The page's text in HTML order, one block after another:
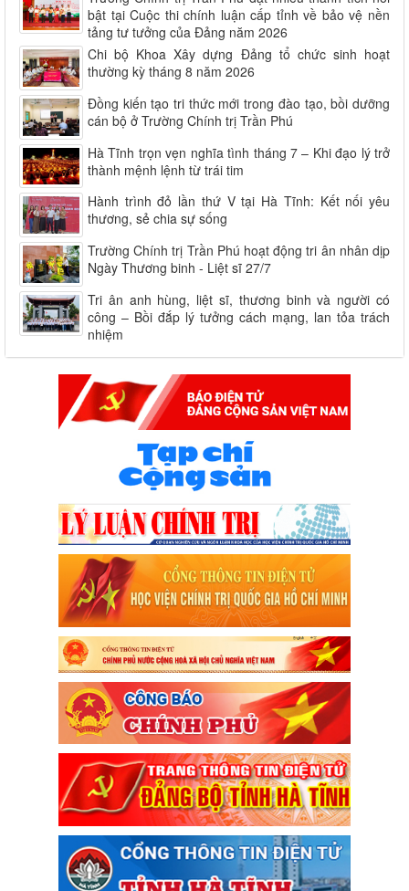
bật tại Cuộc thi chính luận cấp tỉnh về bảo vệ nền
tảng tư tưởng của Đảng năm 2026
Chi bộ Khoa Xây dựng Đảng tổ chức sinh hoạt
thường kỳ tháng 8 năm 2026
Đồng kiến tạo tri thức mới trong đào tạo, bồi dưỡng
cán bộ ở Trường Chính trị Trần Phú
Hà Tĩnh trọn vẹn nghĩa tình tháng 7 – Khi đạo lý trở
thành mệnh lệnh từ trái tim
Hành trình đỏ lần thứ V tại Hà Tĩnh: Kết nối yêu
thương, sẻ chia sự sống
Trường Chính trị Trần Phú hoạt động tri ân nhân dịp
Ngày Thương binh - Liệt sĩ 27/7
Tri ân anh hùng, liệt sĩ, thương binh và người có
công – Bồi đắp lý tưởng cách mạng, lan tỏa trách
nhiệm